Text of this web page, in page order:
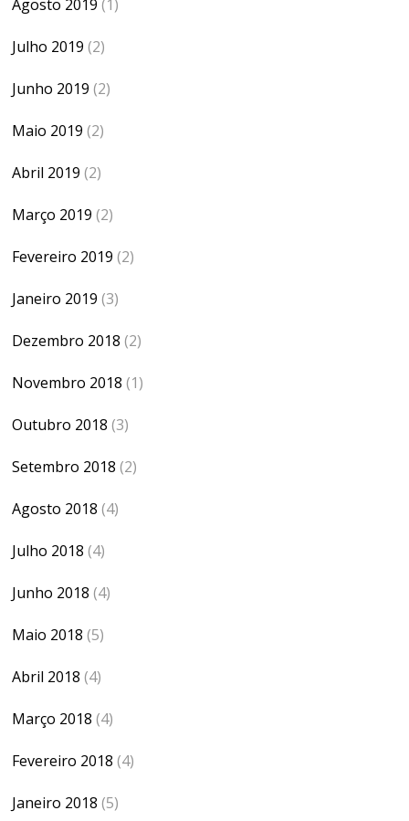
Agosto 2019 (1)
Julho 2019 (2)
Junho 2019 (2)
Maio 2019 (2)
Abril 2019 (2)
Março 2019 (2)
Fevereiro 2019 (2)
Janeiro 2019 (3)
Dezembro 2018 (2)
Novembro 2018 (1)
Outubro 2018 (3)
Setembro 2018 (2)
Agosto 2018 (4)
Julho 2018 (4)
Junho 2018 (4)
Maio 2018 (5)
Abril 2018 (4)
Março 2018 (4)
Fevereiro 2018 (4)
Janeiro 2018 (5)